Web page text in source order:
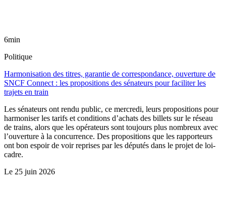
6min
Politique
Harmonisation des titres, garantie de correspondance, ouverture de
SNCF Connect : les propositions des sénateurs pour faciliter les
trajets en train
Les sénateurs ont rendu public, ce mercredi, leurs propositions pour
harmoniser les tarifs et conditions d’achats des billets sur le réseau
de trains, alors que les opérateurs sont toujours plus nombreux avec
l’ouverture à la concurrence. Des propositions que les rapporteurs
ont bon espoir de voir reprises par les députés dans le projet de loi-
cadre.
Le 25 juin 2026